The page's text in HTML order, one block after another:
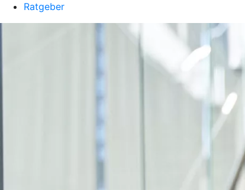
Ratgeber